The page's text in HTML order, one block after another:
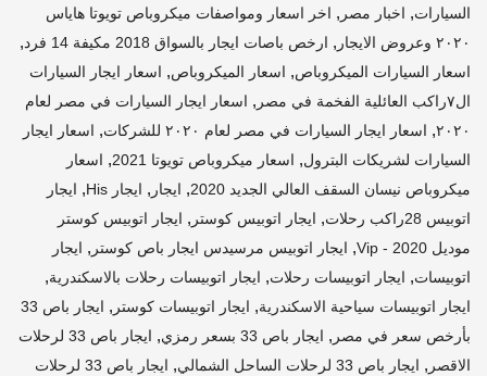
السيارات, اخبار مصر , اخر اسعار ومواصفات ميكروباص تويوتا هاياس
٢٠٢٠ وعروض الايجار
, ارخص باصات ايجار بالسواق 2018 مكيفة 14 فرد ,
اسعار السيارات الميكروباص, اسعار الميكروباص, اسعار ايجار السيارات
ال٧راكب العائلية الفخمة في مصر
, اسعار ايجار السيارات في مصر لعام
٢٠٢٠, اسعار ايجار السيارات في مصر لعام ٢٠٢٠ للشركات , اسعار ايجار
السيارات لشريكات البترول, اسعار ميكروباص تويوتا 2021 , اسعار
ميكروباص نيسان السقف العالي الجديد 2020
, ايجار , ايجار His , ايجار
اتوبيس 28راكب رحلات
, ايجار اتوبيس كوستر , ايجار اتوبيس كوستر
موديل 2020 - Vip
, ايجار اتوبيس مرسيدس ايجار باص كوستر , ايجار
اتوبيسات, ايجار اتوبيسات رحلات, ايجار اتوبيسات رحلات بالاسكندرية,
ايجار اتوبيسات سياحية الاسكندرية, ايجار اتوبيسات كوستر ,
ايجار باص 33
بأرخص سعر في مصر , ايجار باص 33 بسعر رمزي ,
ايجار باص 33 لرحلات
الاقصر , ايجار باص 33 لرحلات الساحل الشمالي ,
ايجار باص 33 لرحلات